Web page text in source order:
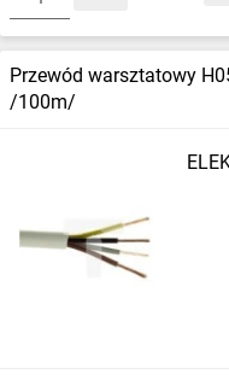
Przewód warsztatowy
/100m/